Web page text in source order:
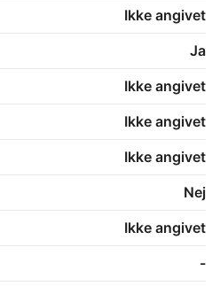
Ikke angivet
Ja
Ikke angivet
Ikke angivet
Ikke angivet
Nej
Ikke angivet
-